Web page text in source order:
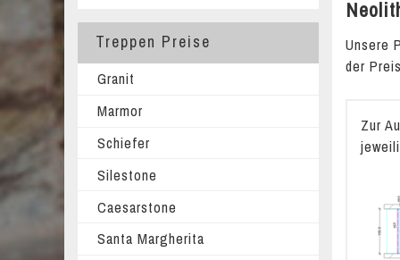
Unsere
der
Zur
Treppen Preise
Granit
Marmor
Schiefer
Silestone
Caesarstone
Santa Margherita